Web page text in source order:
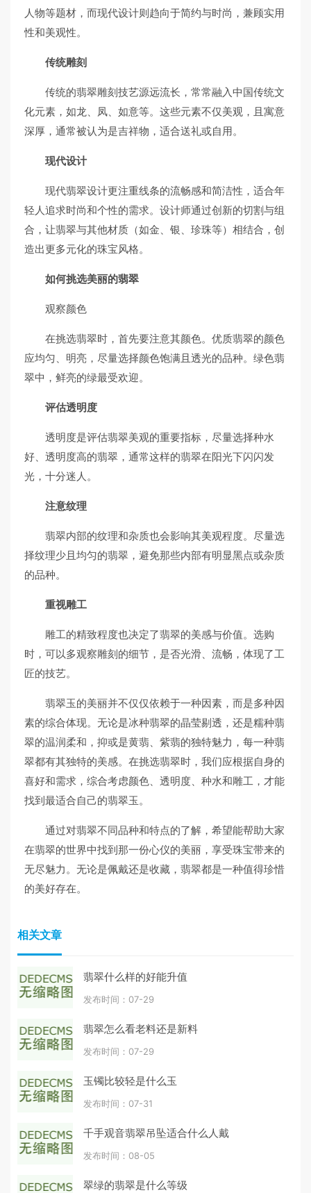
人物等题材，而现代设计则趋向于简约与时尚，兼顾实用
性和美观性。
传统雕刻
传统的翡翠雕刻技艺源远流长，常常融入中国传统文
化元素，如龙、凤、如意等。这些元素不仅美观，且寓意
深厚，通常被认为是吉祥物，适合送礼或自用。
现代设计
现代翡翠设计更注重线条的流畅感和简洁性，适合年
轻人追求时尚和个性的需求。设计师通过创新的切割与组
合，让翡翠与其他材质（如金、银、珍珠等）相结合，创
造出更多元化的珠宝风格。
如何挑选美丽的翡翠
观察颜色
在挑选翡翠时，首先要注意其颜色。优质翡翠的颜色
应均匀、明亮，尽量选择颜色饱满且透光的品种。绿色翡
翠中，鲜亮的绿最受欢迎。
评估透明度
透明度是评估翡翠美观的重要指标，尽量选择种水
好、透明度高的翡翠，通常这样的翡翠在阳光下闪闪发
光，十分迷人。
注意纹理
翡翠内部的纹理和杂质也会影响其美观程度。尽量选
择纹理少且均匀的翡翠，避免那些内部有明显黑点或杂质
的品种。
重视雕工
雕工的精致程度也决定了翡翠的美感与价值。选购
时，可以多观察雕刻的细节，是否光滑、流畅，体现了工
匠的技艺。
翡翠玉的美丽并不仅仅依赖于一种因素，而是多种因
素的综合体现。无论是冰种翡翠的晶莹剔透，还是糯种翡
翠的温润柔和，抑或是黄翡、紫翡的独特魅力，每一种翡
翠都有其独特的美感。在挑选翡翠时，我们应根据自身的
喜好和需求，综合考虑颜色、透明度、种水和雕工，才能
找到最适合自己的翡翠玉。
通过对翡翠不同品种和特点的了解，希望能帮助大家
在翡翠的世界中找到那一份心仪的美丽，享受珠宝带来的
无尽魅力。无论是佩戴还是收藏，翡翠都是一种值得珍惜
的美好存在。
相关文章
翡翠什么样的好能升值
发布时间：07-29
翡翠怎么看老料还是新料
发布时间：07-29
玉镯比较轻是什么玉
发布时间：07-31
千手观音翡翠吊坠适合什么人戴
发布时间：08-05
翠绿的翡翠是什么等级